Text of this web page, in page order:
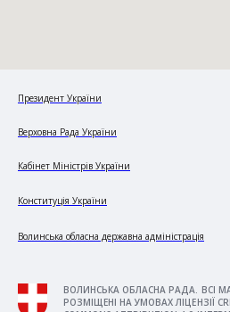
Президент України
Верховна Рада України
Кабінет Міністрів України
Конституція України
Волинська обласна державна адміністрація
ВОЛИНСЬКА ОБЛАСНА РАДА. ВСІ
РОЗМІЩЕНІ НА УМОВАХ ЛІЦЕНЗІЇ